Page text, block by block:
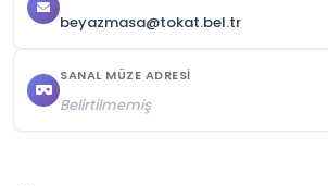
uyulmalıdır.
beyazmasa@tokat.bel.tr
SANAL MÜZE ADRESI
Belirtilmemiş